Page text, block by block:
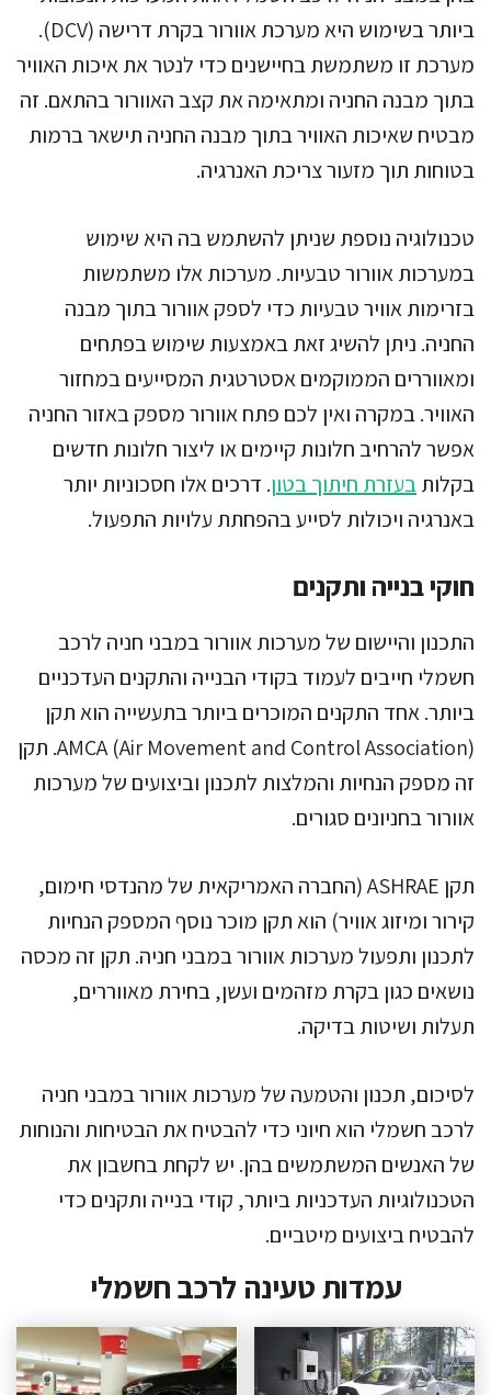
ביותר בשימוש היא מערכת אוורור בקרת דרישה (DCV).
מערכת זו משתמשת בחיישנים כדי לנטר את איכות האוויר
בתוך מבנה החניה ומתאימה את קצב האוורור בהתאם. זה
מבטיח שאיכות האוויר בתוך מבנה החניה תישאר ברמות
בטוחות תוך מזעור צריכת האנרגיה.
טכנולוגיה נוספת שניתן להשתמש בה היא שימוש
במערכות אוורור טבעיות. מערכות אלו משתמשות
בזרימות אוויר טבעיות כדי לספק אוורור בתוך מבנה
החניה. ניתן להשיג זאת באמצעות שימוש בפתחים
ומאווררים הממוקמים אסטרטגית המסייעים במחזור
האוויר. במקרה ואין לכם פתח אוורור מספק באזור החניה
אפשר להרחיב חלונות קיימים או ליצור חלונות חדשים
בקלותבעזרת חיתוך בטון. דרכים אלו חסכוניות יותר
באנרגיה ויכולות לסייע בהפחתת עלויות התפעול.
חוקי בנייה ותקנים
התכנון והיישום של מערכות אוורור במבני חניה לרכב
חשמלי חייבים לעמוד בקודי הבנייה והתקנים העדכניים
ביותר. אחד התקנים המוכרים ביותר בתעשייה הוא תקן
AMCA (Air Movement and Control Association). תקן
זה מספק הנחיות והמלצות לתכנון וביצועים של מערכות
אוורור בחניונים סגורים.
תקן ASHRAE (החברה האמריקאית של מהנדסי חימום,
קירור ומיזוג אוויר) הוא תקן מוכר נוסף המספק הנחיות
לתכנון ותפעול מערכות אוורור במבני חניה. תקן זה מכסה
נושאים כגון בקרת מזהמים ועשן, בחירת מאווררים,
תעלות ושיטות בדיקה.
לסיכום, תכנון והטמעה של מערכות אוורור במבני חניה
לרכב חשמלי הוא חיוני כדי להבטיח את הבטיחות והנוחות
של האנשים המשתמשים בהן. יש לקחת בחשבון את
הטכנולוגיות העדכניות ביותר, קודי בנייה ותקנים כדי
להבטיח ביצועים מיטביים.
עמדות טעינה לרכב חשמלי